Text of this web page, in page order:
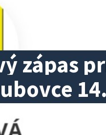
zápas